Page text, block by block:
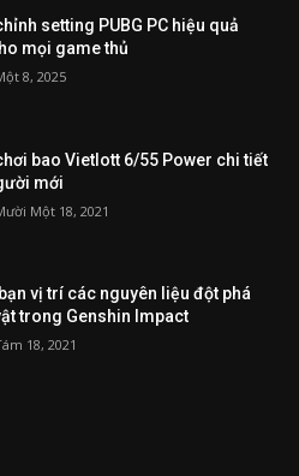
setting PUBG PC hiệu quả
mọi game thủ
8, 2025
bao Vietlott 6/55 Power chi tiết
mới
Một 18, 2021
vị trí các nguyên liệu đột phá
trong Genshin Impact
18, 2021